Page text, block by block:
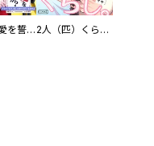
推しへの愛を誓いますか？～アラサー女子、推しは逃げぬが人生逃げる～ 2人（匹）くらし。